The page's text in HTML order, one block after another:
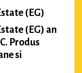
(EG)
(EG) an
Produs
si